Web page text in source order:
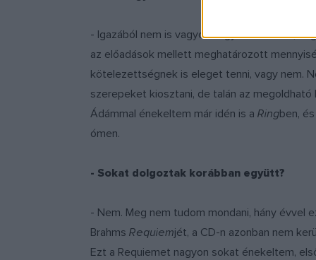
- Igazából nem is vagyok nagyon szomorú,
az előadások mellett meghatározott
kötelezettségnek is eleget tenni, vagy nem.
szerepeket kiosztani, de talán az megoldható
Ádámmal énekeltem már idén is a Ringben,
ómen.
- Sokat dolgoztak korábban együtt?
- Nem. Meg nem tudom mondani, hány évvel
Brahms Requiemjét, a CD-n azonban nem
Ezt a Requiemet nagyon sokat énekeltem,